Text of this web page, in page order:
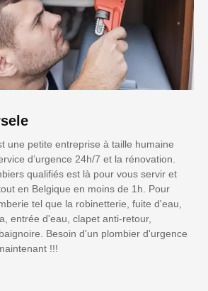
une petite entreprise à taille humaine
d’urgence 24h/7 et la rénovation.
qualifiés est là pour vous servir et
en Belgique en moins de 1h. Pour
tel que la robinetterie, fuite d'eau,
entrée d'eau, clapet anti-retour,
Besoin d'un plombier d'urgence
!!!